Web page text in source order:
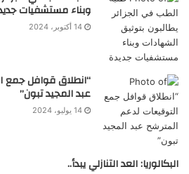
وبناء مستشفيات
14 أكتوبر، 2024
“انطلاق قوافل جمع
عبد المجيد تبون”
14 يوليو، 2024
البكالوريا: العد التنازلي يبدأ..